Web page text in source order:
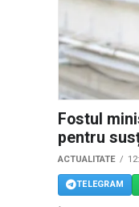
Fostul
pentru
ACTUALITATE
TELEGRAM